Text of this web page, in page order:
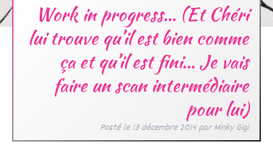
Work in progress… (Et Chéri
lui trouve qu’il est bien comme
ça et qu’il est fini… Je vais
faire un scan intermédiaire
pour lui)
Posté le13 décembre 2014parMinky Gigi